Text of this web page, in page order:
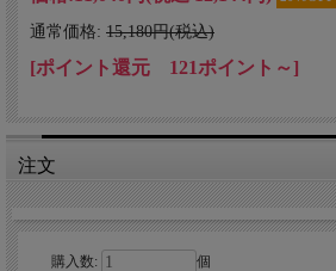
通常価格: 15,180円(税込)
[ポイント還元 121ポイント～]
注文
購入数: 個